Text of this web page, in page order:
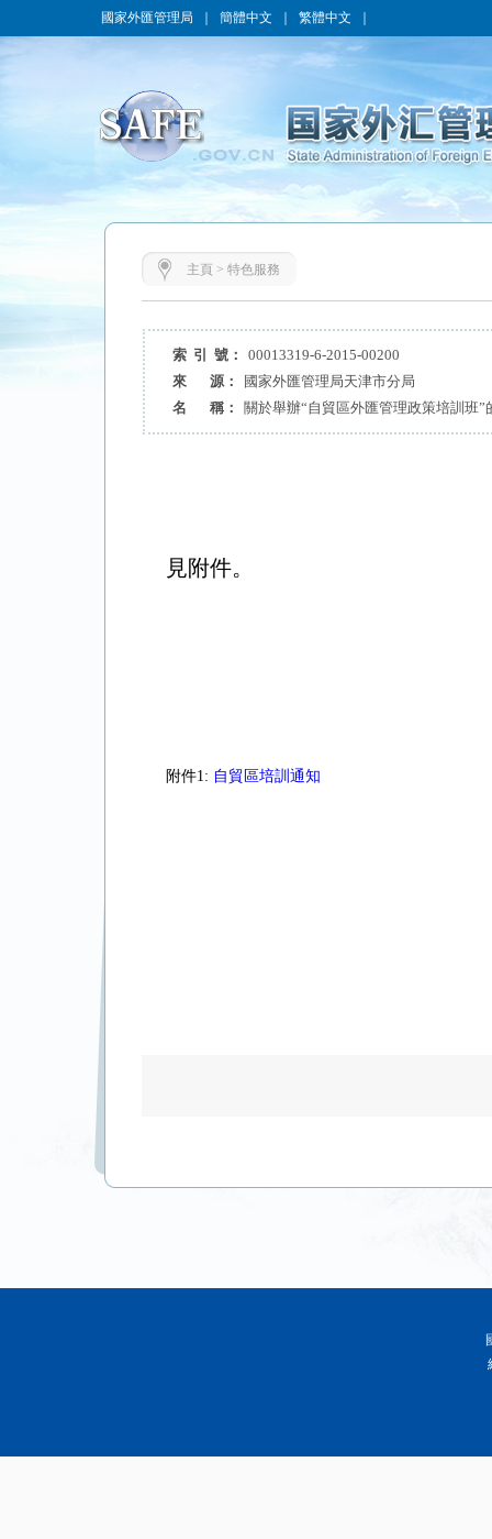
國家外匯管理局 簡體中文 繁體中文
主頁 > 特色服務
索 引 號：
00013319-6-2015-00200
來 源：
國家外匯管理局天津市分局
名 稱：
關於舉辦“自貿區外匯管理政策培訓班”
見附件。
附件1: 自貿區培訓通知